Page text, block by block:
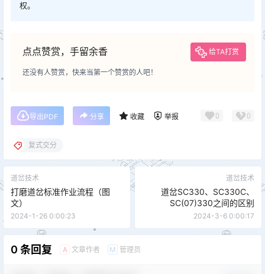
权。
点点赞赏，手留余香 给TA打赏
还没有人赞赏，快来当第一个赞赏的人吧！
导出PDF 分享 收藏 举报 0 0
复式交分
道岔技术
打磨道岔标准作业流程（图
文）
2024-1-26 0:00:23
道岔技术
道岔SC330、SC330C、
SC(07)330之间的区别
2024-3-6 0:00:17
0 条回复 A 文章作者 M 管理员